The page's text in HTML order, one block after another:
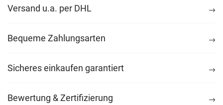
Versand u.a. per DHL
Bequeme Zahlungsarten
Sicheres einkaufen garantiert
Bewertung & Zertifizierung